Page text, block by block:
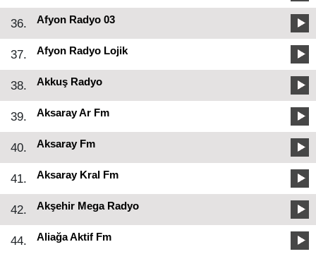
36. Afyon Radyo 03
37. Afyon Radyo Lojik
38. Akkuş Radyo
39. Aksaray Ar Fm
40. Aksaray Fm
41. Aksaray Kral Fm
42. Akşehir Mega Radyo
44. Aliağa Aktif Fm